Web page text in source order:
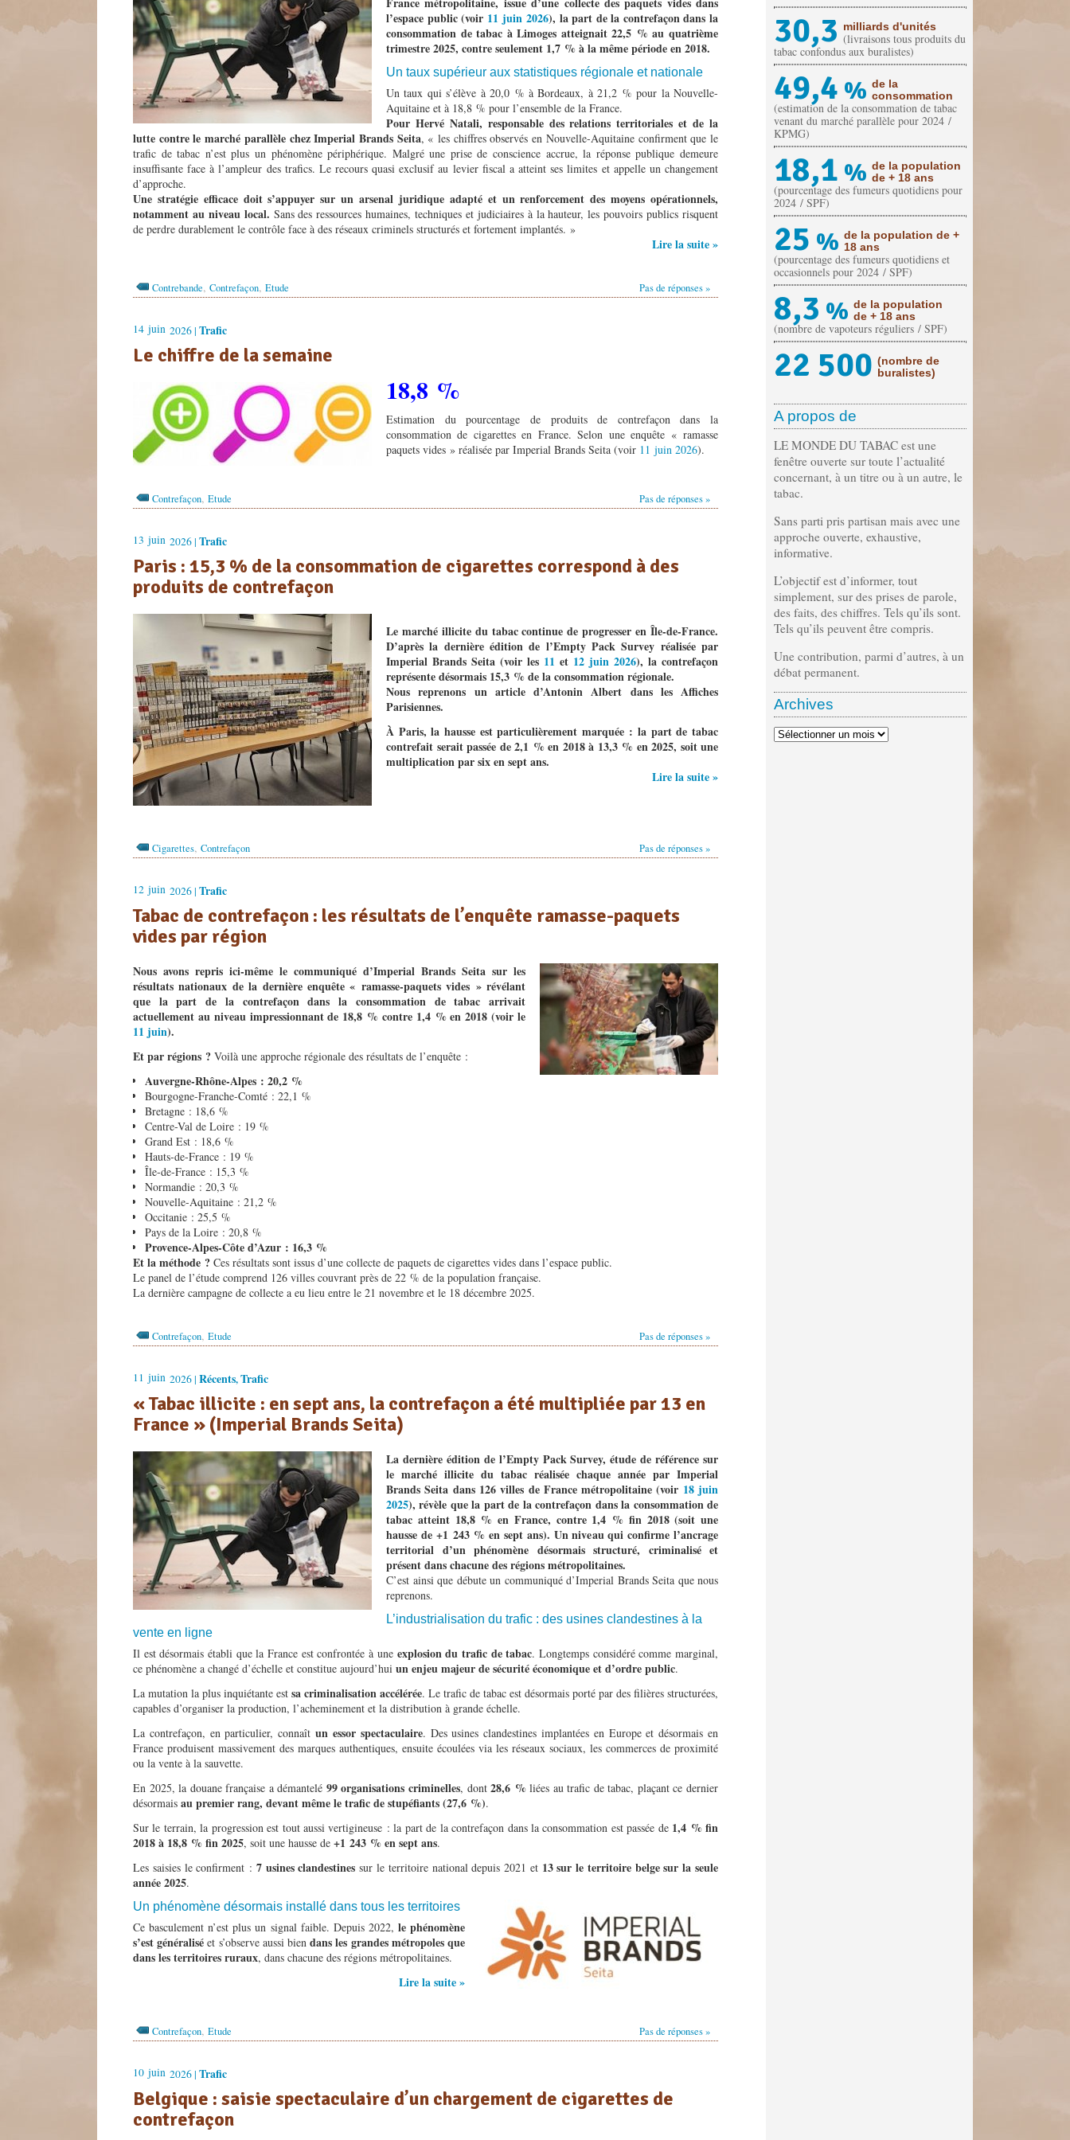
l’espace public (voir 11 juin 2026), la part de la contrefaçon dans la
consommation de tabac à Limoges atteignait 22,5 % au quatrième
trimestre 2025, contre seulement 1,7 % à la même période en 2018.
Un taux supérieur aux statistiques régionale et nationale
Un taux qui s’élève à 20,0 % à Bordeaux, à 21,2 % pour la Nouvelle-
Aquitaine et à 18,8 % pour l’ensemble de la France.
Pour Hervé Natali, responsable des relations territoriales et de la
lutte contre le marché parallèle chez Imperial Brands Seita, « les chiffres observés en Nouvelle-Aquitaine confirment que le
trafic de tabac n’est plus un phénomène périphérique. Malgré une prise de conscience accrue, la réponse publique demeure
insuffisante face à l’ampleur des trafics. Le recours quasi exclusif au levier fiscal a atteint ses limites et appelle un changement
d’approche.
Une stratégie efficace doit s’appuyer sur un arsenal juridique adapté et un renforcement des moyens opérationnels,
notamment au niveau local. Sans des ressources humaines, techniques et judiciaires à la hauteur, les pouvoirs publics risquent
de perdre durablement le contrôle face à des réseaux criminels structurés et fortement implantés. »
Lire la suite »
Pas de réponses »
Contrebande, Contrefaçon, Etude
14 juin 2026 | Trafic
Le chiffre de la semaine
18,8 %
Estimation du pourcentage de produits de contrefaçon dans la
consommation de cigarettes en France. Selon une enquête « ramasse
paquets vides » réalisée par Imperial Brands Seita (voir 11 juin 2026).
Pas de réponses »
Contrefaçon, Etude
13 juin 2026 | Trafic
Paris : 15,3 % de la consommation de cigarettes correspond à des
produits de contrefaçon
Le marché illicite du tabac continue de progresser en Île-de-France.
D’après la dernière édition de l’Empty Pack Survey réalisée par
Imperial Brands Seita (voir les 11 et 12 juin 2026), la contrefaçon
représente désormais 15,3 % de la consommation régionale.
Nous reprenons un article d’Antonin Albert dans les Affiches
Parisiennes.
À Paris, la hausse est particulièrement marquée : la part de tabac
contrefait serait passée de 2,1 % en 2018 à 13,3 % en 2025, soit une
multiplication par six en sept ans.
Lire la suite »
Pas de réponses »
Cigarettes, Contrefaçon
12 juin 2026 | Trafic
Tabac de contrefaçon : les résultats de l’enquête ramasse-paquets
vides par région
Nous avons repris ici-même le communiqué d’Imperial Brands Seita sur les
résultats nationaux de la dernière enquête « ramasse-paquets vides » révélant
que la part de la contrefaçon dans la consommation de tabac arrivait
actuellement au niveau impressionnant de 18,8 % contre 1,4 % en 2018 (voir le
11 juin).
Et par régions ? Voilà une approche régionale des résultats de l’enquête :
Auvergne-Rhône-Alpes : 20,2 %
Bourgogne-Franche-Comté : 22,1 %
Bretagne : 18,6 %
Centre-Val de Loire : 19 %
Grand Est : 18,6 %
Hauts-de-France : 19 %
Île-de-France : 15,3 %
Normandie : 20,3 %
Nouvelle-Aquitaine : 21,2 %
Occitanie : 25,5 %
Pays de la Loire : 20,8 %
Provence-Alpes-Côte d’Azur : 16,3 %
Et la méthode ? Ces résultats sont issus d’une collecte de paquets de cigarettes vides dans l’espace public.
Le panel de l’étude comprend 126 villes couvrant près de 22 % de la population française.
La dernière campagne de collecte a eu lieu entre le 21 novembre et le 18 décembre 2025.
Pas de réponses »
Contrefaçon, Etude
11 juin 2026 | Récents,Trafic
« Tabac illicite : en sept ans, la contrefaçon a été multipliée par 13 en
France » (Imperial Brands Seita)
La dernière édition de l’Empty Pack Survey, étude de référence sur
le marché illicite du tabac réalisée chaque année par Imperial
Brands Seita dans 126 villes de France métropolitaine (voir 18 juin
2025), révèle que la part de la contrefaçon dans la consommation de
tabac atteint 18,8 % en France, contre 1,4 % fin 2018 (soit une
hausse de +1 243 % en sept ans). Un niveau qui confirme l’ancrage
territorial d’un phénomène désormais structuré, criminalisé et
présent dans chacune des régions métropolitaines.
C’est ainsi que débute un communiqué d’Imperial Brands Seita que nous
reprenons.
L’industrialisation du trafic : des usines clandestines à la
vente en ligne
Il est désormais établi que la France est confrontée à une explosion du trafic de tabac. Longtemps considéré comme marginal,
ce phénomène a changé d’échelle et constitue aujourd’hui un enjeu majeur de sécurité économique et d’ordre public.
La mutation la plus inquiétante est sa criminalisation accélérée. Le trafic de tabac est désormais porté par des filières structurées,
capables d’organiser la production, l’acheminement et la distribution à grande échelle.
La contrefaçon, en particulier, connaîtun essor spectaculaire. Des usines clandestines implantées en Europe et désormais en
France produisent massivement des marques authentiques, ensuite écoulées via les réseaux sociaux, les commerces de proximité
ou la vente à la sauvette.
En 2025, la douane française a démantelé 99 organisations criminelles, dont28,6 %liées au trafic de tabac, plaçant ce dernier
désormais au premier rang, devant même le trafic de stupéfiants (27,6 %).
Sur le terrain, la progression est tout aussi vertigineuse : la part de la contrefaçon dans la consommation est passée de 1,4 % fin
2018 à 18,8 % fin 2025, soit une hausse de +1 243 % en sept ans.
Les saisies le confirment : 7 usines clandestines sur le territoire national depuis 2021 et 13 sur le territoire belge sur la seule
année 2025.
Un phénomène désormais installé dans tous les territoires
Ce basculement n’est plus un signal faible. Depuis 2022, le phénomène
s’est généralisé et s’observe aussi biendans les grandes métropoles que
dans les territoires ruraux, dans chacune des régions métropolitaines.
Lire la suite »
Pas de réponses »
Contrefaçon, Etude
10 juin 2026 | Trafic
Belgique : saisie spectaculaire d’un chargement de cigarettes de
contrefaçon
30,3 milliards d'unités
(livraisons tous produits du
tabac confondus aux buralistes)
49,4 % de la
consommation
(estimation de la consommation de tabac
venant du marché parallèle pour 2024 /
KPMG)
18,1 % de la population
de + 18 ans
(pourcentage des fumeurs quotidiens pour
2024 / SPF)
25 % de la population de +
18 ans
(pourcentage des fumeurs quotidiens et
occasionnels pour 2024 / SPF)
8,3 % de la population
de + 18 ans
(nombre de vapoteurs réguliers / SPF)
22 500 (nombre de
buralistes)
A propos de
LE MONDE DU TABAC est une
fenêtre ouverte sur toute l’actualité
concernant, à un titre ou à un autre, le
tabac.
Sans parti pris partisan mais avec une
approche ouverte, exhaustive,
informative.
L’objectif est d’informer, tout
simplement, sur des prises de parole,
des faits, des chiffres. Tels qu’ils sont.
Tels qu’ils peuvent être compris.
Une contribution, parmi d’autres, à un
débat permanent.
Archives
Archives